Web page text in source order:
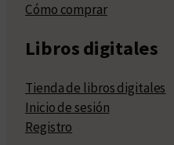
Cómo comprar
Libros digitales
Tienda de libros digitales
Inicio de sesión
Registro